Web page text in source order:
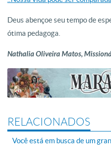
Deus abençoe seu tempo de
ótima pedagoga.
Nathalia Oliveira Matos,
RELACIONADOS
Você está em busca de um